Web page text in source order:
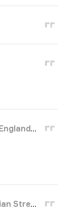
New England Whalers
Russian Street Party